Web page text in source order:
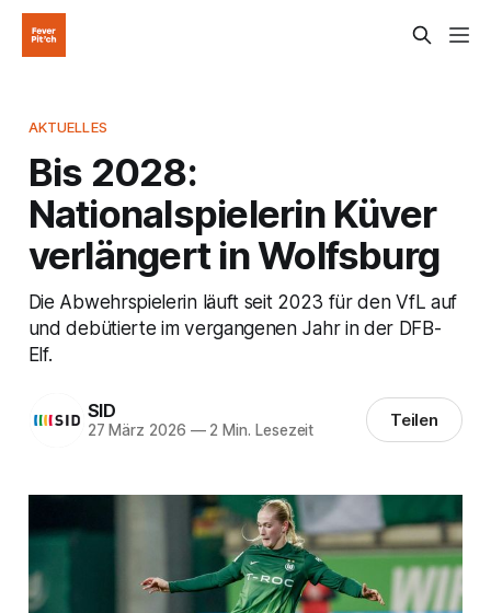
AKTUELLES
Bis 2028:
Nationalspielerin Küver
verlängert in Wolfsburg
Die Abwehrspielerin läuft seit 2023 für den VfL auf
und debütierte im vergangenen Jahr in der DFB-
Elf.
SID
27 März 2026 —2 Min. Lesezeit Teilen